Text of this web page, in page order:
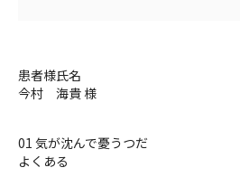
患者様氏名
今村 海貴 様
01 気が沈んで憂うつだ
よくある